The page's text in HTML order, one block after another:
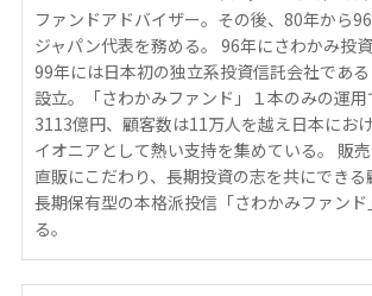
ファンドアドバイザー。その後、80年から
ジャパン代表を務める。 96年にさわかみ投
99年には日本初の独立系投資信託会社であ
設立。「さわかみファンド」１本のみの運
3113億円、顧客数は11万人を越え日本にお
イオニアとして熱い支持を集めている。 販
直販にこだわり、長期投資の志を共にできる
長期保有型の本格派投信「さわかみファン
る。